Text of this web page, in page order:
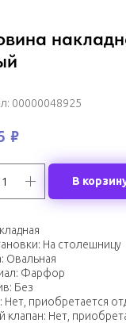
00000048925
₽
В
На столешницу
Овальная
Фарфор
Без
приобретается
клапан: Нет,